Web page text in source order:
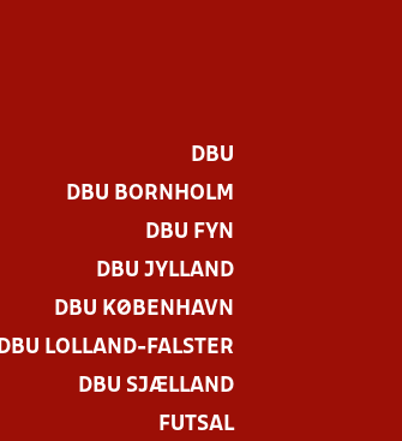
DBU
DBU BORNHOLM
DBU FYN
DBU JYLLAND
DBU KØBENHAVN
DBU LOLLAND-FALSTER
DBU SJÆLLAND
FUTSAL